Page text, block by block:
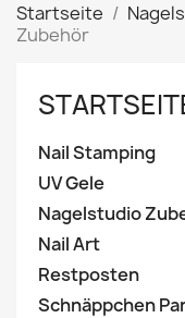
Startseite
Zubehör
Nail Stamping
UV Gele
Nagelstudio
Nail Art
Restposten
Schnäppchen